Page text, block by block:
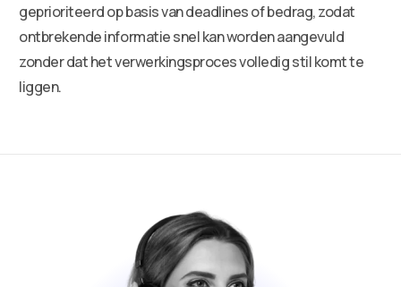
geprioriteerd op basis van deadlines of bedrag, zodat
ontbrekende informatie snel kan worden aangevuld
zonder dat het verwerkingsproces volledig stil komt te
liggen.